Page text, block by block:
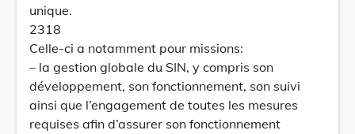
unique.
2318
Celle-ci a notamment pour missions:
– la gestion globale du SIN, y compris son
développement, son fonctionnement, son suivi
ainsi que l’engagement de toutes les mesures
requises afin d’assurer son fonctionnement